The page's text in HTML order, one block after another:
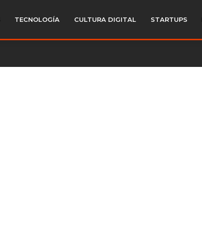
TECNOLOGÍA CULTURA DIGITAL STARTUPS